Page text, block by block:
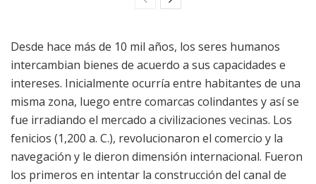
Desde hace más de 10 mil años, los seres humanos
intercambian bienes de acuerdo a sus capacidades e
intereses. Inicialmente ocurría entre habitantes de una
misma zona, luego entre comarcas colindantes y así se
fue irradiando el mercado a civilizaciones vecinas. Los
fenicios (1,200 a. C.), revolucionaron el comercio y la
navegación y le dieron dimensión internacional. Fueron
los primeros en intentar la construcción del canal de